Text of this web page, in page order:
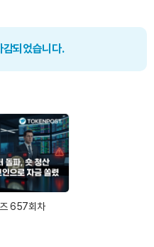
감되었습니다.
657회차